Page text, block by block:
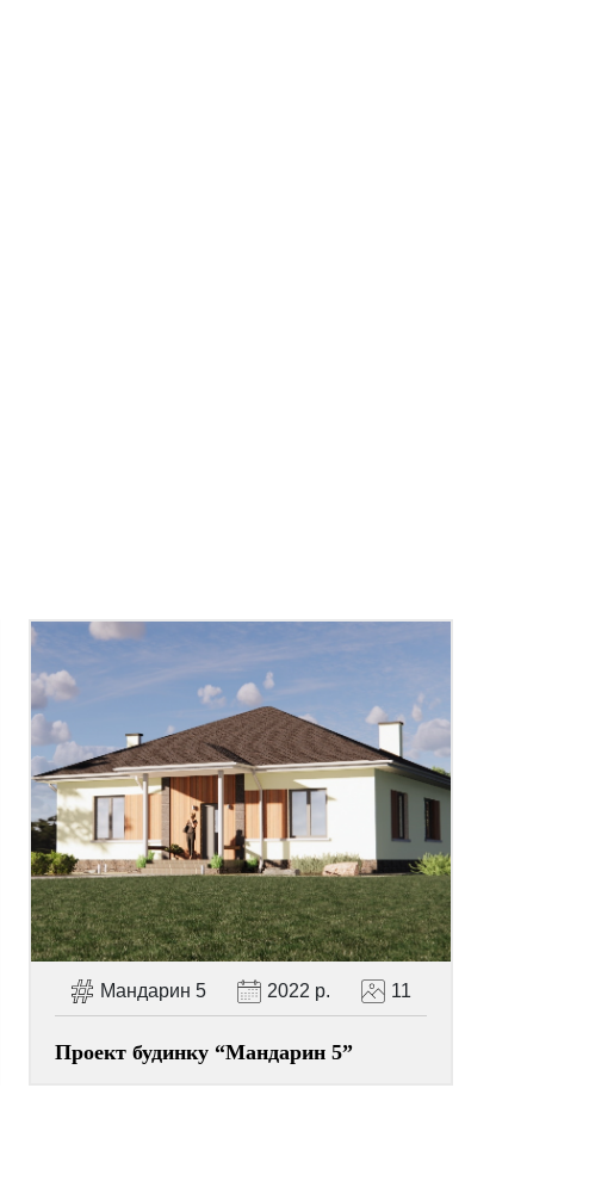
Мандарин 5 2022 р. 11
Проект будинку “Мандарин 5”